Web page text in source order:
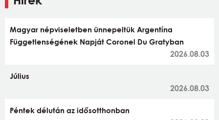
Magyar népviseletben ünnepeltük Argentína
Függetlenségének Napját Coronel Du Gratyban
2026.08.03
Július
2026.08.03
Péntek délután az idősotthonban